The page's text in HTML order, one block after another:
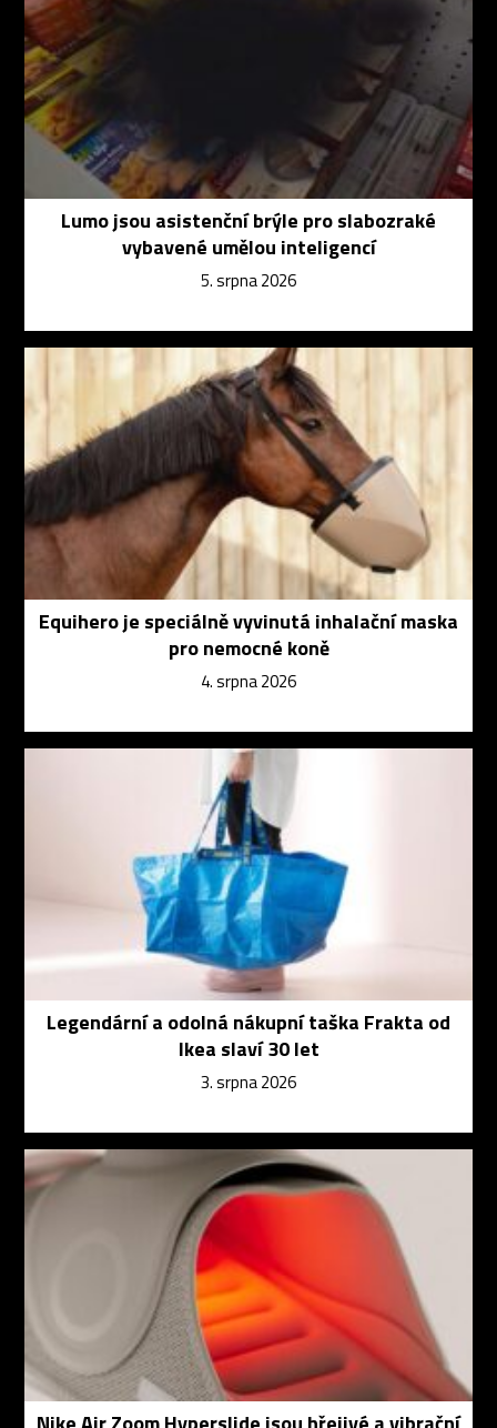
Lumo jsou asistenční brýle pro slabozraké
vybavené umělou inteligencí
5. srpna 2026
Equihero je speciálně vyvinutá inhalační maska
pro nemocné koně
4. srpna 2026
Legendární a odolná nákupní taška Frakta od
Ikea slaví 30 let
3. srpna 2026